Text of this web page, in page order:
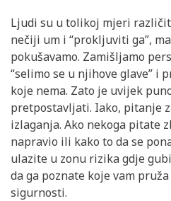
Ljudi su u tolikoj mjeri
nečiji um i “prokljuviti ga”,
pokušavamo. Zamišljamo
“selimo se u njihove glave” i
koje nema. Zato je uvijek
pretpostavljati. Iako, pitanje
izlaganja. Ako nekoga pitate
napravio ili kako to da se
ulazite u zonu rizika gdje
da ga poznate koje vam
sigurnosti.